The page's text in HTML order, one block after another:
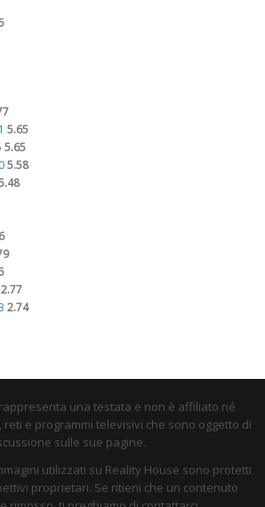
5.65
5.65
5.58
2.77
2.74
una testata e non è affiliato né
e programmi televisivi che sono oggetto di
sulle sue pagine.
utilizzati su Reality House sono protetti
proprietari. Se ritieni che un contenuto